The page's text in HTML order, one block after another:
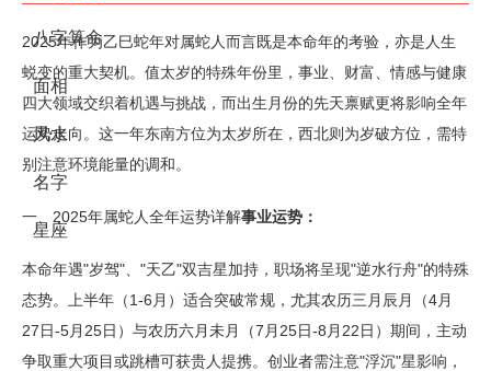
八字算命
面相
风水
名字
星座
2025年作为乙巳蛇年对属蛇人而言既是本命年的考验，亦是人生
蜕变的重大契机。值太岁的特殊年份里，事业、财富、情感与健康
四大领域交织着机遇与挑战，而出生月份的先天禀赋更将影响全年
运势走向。这一年东南方位为太岁所在，西北则为岁破方位，需特
别注意环境能量的调和。
一、2025年属蛇人全年运势详解事业运势：
本命年遇"岁驾"、"天乙"双吉星加持，职场将呈现"逆水行舟"的特殊
态势。上半年（1-6月）适合突破常规，尤其农历三月辰月（4月
27日-5月25日）与农历六月未月（7月25日-8月22日）期间，主动
争取重大项目或跳槽可获贵人提携。创业者需注意"浮沉"星影响，